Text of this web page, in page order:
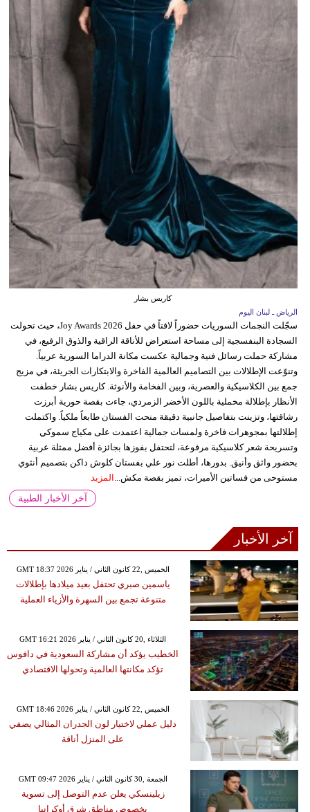
كاريس بشار
الرياض ـ لبنان اليوم
سجّلت النجمات السوريات حضوراً لافتاً في حفل Joy Awards 2026، حيث تحولت
السجادة البنفسجية إلى مساحة استعراض للأناقة الراقية والذوق الرفيع، في
مشاركة حملت رسائل فنية وجمالية عكست مكانة الدراما السورية عربياً.
وتنوّعت الإطلالات بين التصاميم العالمية الفاخرة والابتكارات الجريئة، في مزيج
جمع بين الكلاسيكية والعصرية، وبين الفخامة والأنوثة. كاريس بشار خطفت
الأنظار بإطلالة مخملية باللون الأخضر الزمردي، جاءت بقصة حورية أبرزت
رشاقتها، وتزينت بتفاصيل جانبية دقيقة منحت الفستان طابعاً ملكياً. واكتملت
إطلالتها بمجوهرات فاخرة ولمسات جمالية اعتمدت على مكياج سموكي
وتسريحة شعر كلاسيكية مرفوعة، لتحتفل بفوزها بجائزة أفضل ممثلة عربية
بحضور واثق وأنيق. بدورها، أطلت نور علي بفستان كلوش داكن بتصميم أنثوي
مستوحى من فساتين الأميرات، تميز بقصة مكش... المزيد
آخر الأخبار الطبية
آخر الأخبار
GMT 18:37 2026 الخميس ,22 كانون الثاني / يناير
ياسمين صبري تحتفل بعيد ميلادها بإطلالات
متنوعة تجمع بين السهرة والأزياء العملية
GMT 16:21 2026 الثلاثاء ,20 كانون الثاني / يناير
الخطيب يؤكد أن مشاركة السعودية في دافوس
تؤكد مكانتها العالمية وتحولها الاقتصادي
GMT 18:46 2026 الخميس ,22 كانون الثاني / يناير
دليل عملي لاختيار لون الجدران المثالي يضفي
على المنزل أناقة
GMT 09:47 2026 الجمعة ,30 كانون الثاني / يناير
زيلينسكي يعلن عدم التوصل إلى تسوية
بخصوص مناطق شرق أوكرانيا